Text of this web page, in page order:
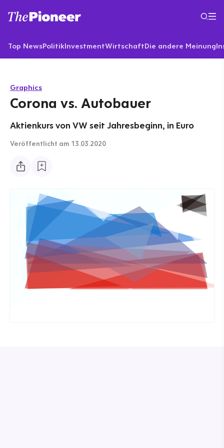
Top NewsPolitikInvestmentWirtschaftDie andere Meinung
Graphics
Corona vs. Autobauer
Aktienkurs von VW seit Jahresbeginn, in Euro
Veröffentlicht am 13.03.2020